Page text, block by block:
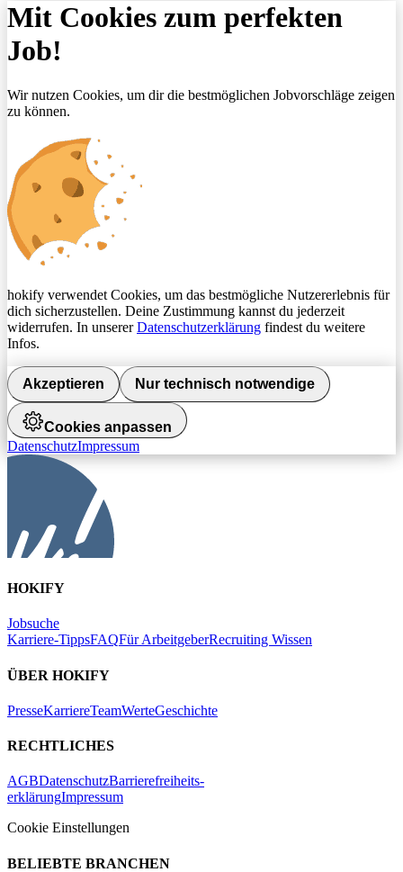
Mit Cookies zum perfekten
Job!
Wir nutzen Cookies, um dir die bestmöglichen Jobvorschläge zeigen
zu können.
hokify verwendet Cookies, um das bestmögliche Nutzererlebnis für
dich sicherzustellen. Deine Zustimmung kannst du jederzeit
widerrufen. In unsererDatenschutzerklärung findest du weitere
Infos.
Akzeptieren Nur technisch notwendige
Cookies anpassen
DatenschutzImpressum
HOKIFY
Jobsuche
Karriere-TippsFAQFür ArbeitgeberRecruiting Wissen
ÜBER HOKIFY
PresseKarriereTeamWerteGeschichte
RECHTLICHES
AGBDatenschutzBarrierefreiheits-
erklärungImpressum
Cookie Einstellungen
BELIEBTE BRANCHEN